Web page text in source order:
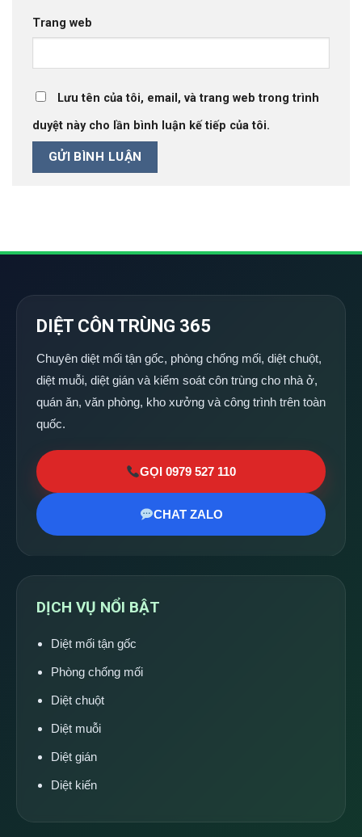
Trang web
Lưu tên của tôi, email, và trang web trong trình
duyệt này cho lần bình luận kế tiếp của tôi.
DIỆT CÔN TRÙNG 365
Chuyên diệt mối tận gốc, phòng chống mối, diệt chuột,
diệt muỗi, diệt gián và kiểm soát côn trùng cho nhà ở,
quán ăn, văn phòng, kho xưởng và công trình trên toàn
quốc.
GỌI 0979 527 110
CHAT ZALO
DỊCH VỤ NỔI BẬT
Diệt mối tận gốc
Phòng chống mối
Diệt chuột
Diệt muỗi
Diệt gián
Diệt kiến